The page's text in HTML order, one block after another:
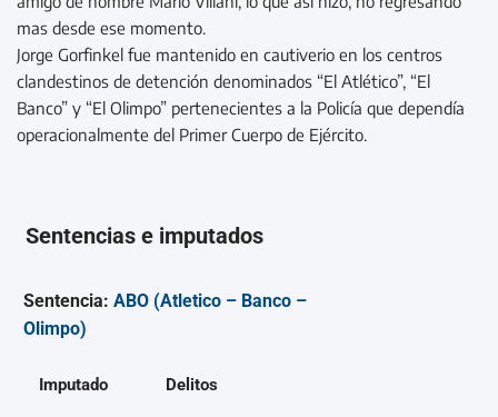
mas desde ese momento.
Jorge Gorfinkel fue mantenido en cautiverio en los centros
clandestinos de detención denominados “El Atlético”, “El
Banco” y “El Olimpo” pertenecientes a la Policía que dependía
operacionalmente del Primer Cuerpo de Ejército.
Sentencias e imputados
Sentencia:ABO (Atletico – Banco –
Olimpo)
Imputado Delitos